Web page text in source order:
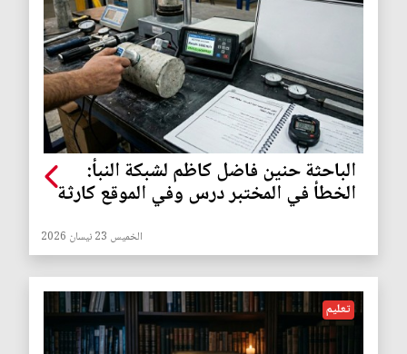
الباحثة حنين فاضل كاظم لشبكة النبأ:
الخطأ في المختبر درس وفي الموقع كارثة
الخميس 23 نيسان 2026
تعليم